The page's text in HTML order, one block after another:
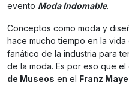
evento Moda Indomable.
Conceptos como moda y
hace mucho tiempo en la
fanático de la industria para
de la moda. Es por eso que
de Museos en el Franz